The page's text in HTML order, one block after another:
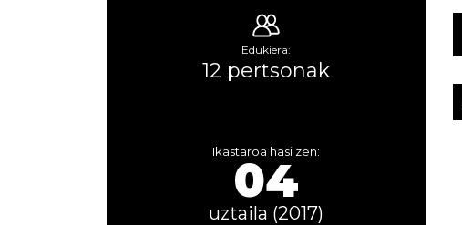
Edukiera:
12 pertsonak
Ikastaroa hasi zen:
04
uztaila (2017)